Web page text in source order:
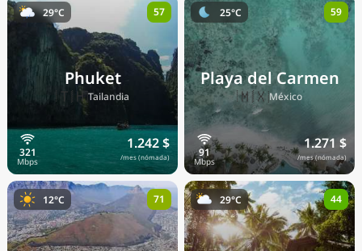
Phuket
🇹🇭Tailandia
1.242 $
/mes (nómada)
29°C 57
Playa del Carmen
🇲🇽México
1.271 $
/mes (nómada)
25°C 59
12°C 71 29°C 44
Precios actuales por país